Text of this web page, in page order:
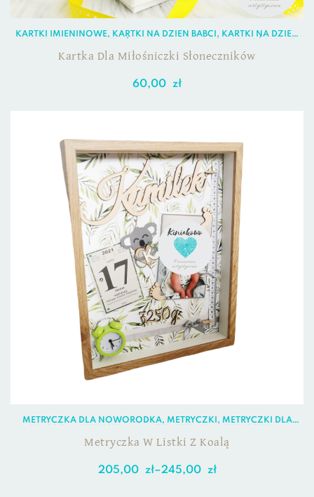
KARTKI IMIENINOWE, KARTKI NA DZIEŃ BABCI , KARTKI NA DZIEŃ
KARTKI URODZINOWE
Kartka Dla Miłośniczki Słoneczników
60,00 zł
METRYCZKA DLA NOWORODKA, METRYCZKI , METRYCZKI DLA
NOWORODKA
Metryczka W Listki Z Koalą
205,00 zł–245,00 zł